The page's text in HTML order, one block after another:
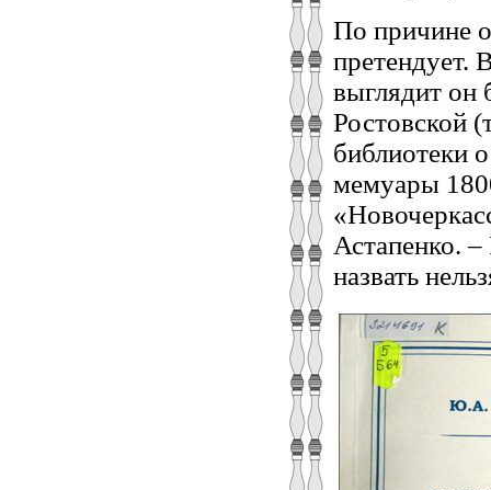
По причине
претендует.
выглядит он
Ростовской
библиотеки
мемуары
Астапенко.
назвать